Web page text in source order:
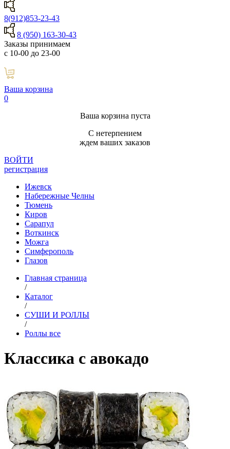
8(912)853-23-43
8 (950) 163-30-43
Заказы принимаем
с 10-00 до 23-00
Ваша корзина
0
Ваша корзина пуста
С нетерпением
ждем ваших заказов
ВОЙТИ
регистрация
Ижевск
Набережные Челны
Тюмень
Киров
Сарапул
Воткинск
Можга
Симферополь
Глазов
Главная страница
/
Каталог
/
СУШИ И РОЛЛЫ
/
Роллы все
Классика с авокадо